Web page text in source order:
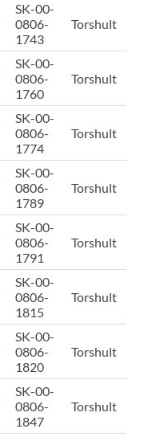
SK-00-
0806-
1743
Torshult
SK-00-
0806-
1760
Torshult
SK-00-
0806-
1774
Torshult
SK-00-
0806-
1789
Torshult
SK-00-
0806-
1791
Torshult
SK-00-
0806-
1815
Torshult
SK-00-
0806-
1820
Torshult
SK-00-
0806-
1847
Torshult